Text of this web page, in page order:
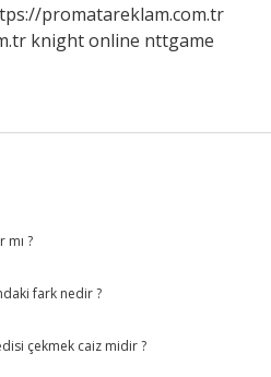
promatareklam.com.tr
knight online nttgame
mı ?
fark nedir ?
çekmek caiz midir ?